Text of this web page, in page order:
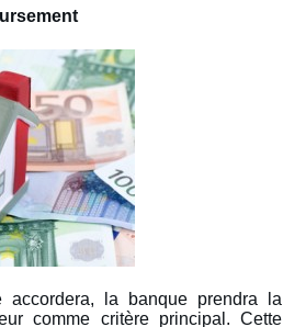
la banque prendra la
comme critère principal. Cette